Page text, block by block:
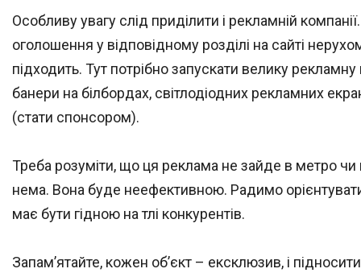
Особливу увагу слід приділити і рекламній
оголошення у відповідному розділі на сайті
підходить. Тут потрібно запускати велику
банери на білбордах, світлодіодних рекламних
(стати спонсором).
Треба розуміти, що ця реклама не зайде в метро чи
нема. Вона буде неефективною. Радимо
має бути гідною на тлі конкурентів.
Запам’ятайте, кожен об’єкт – ексклюзив, і